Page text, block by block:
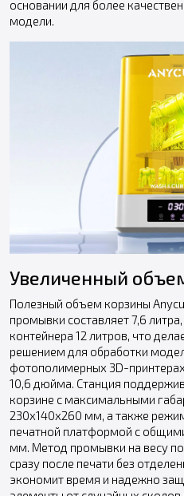
основании для более
модели.
Увеличенный
Полезный объем корзины
промывки составляет 7,6
контейнера 12 литров, что
решением для обработки
фотополимерных 3D-
10,6 дюйма. Станция
корзине с максимальными
230x140x260 мм, а также
печатной платформой с
мм. Метод промывки на весу
сразу после печати без
экономит время и надежно